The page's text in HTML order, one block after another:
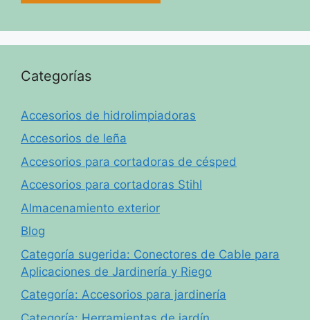
Categorías
Accesorios de hidrolimpiadoras
Accesorios de leña
Accesorios para cortadoras de césped
Accesorios para cortadoras Stihl
Almacenamiento exterior
Blog
Categoría sugerida: Conectores de Cable para
Aplicaciones de Jardinería y Riego
Categoría: Accesorios para jardinería